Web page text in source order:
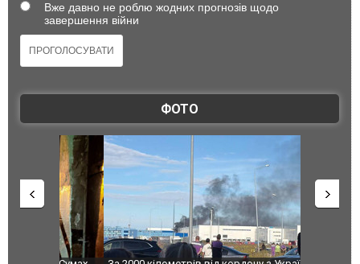
Вже давно не роблю жодних прогнозів щодо
завершення війни
ФОТО